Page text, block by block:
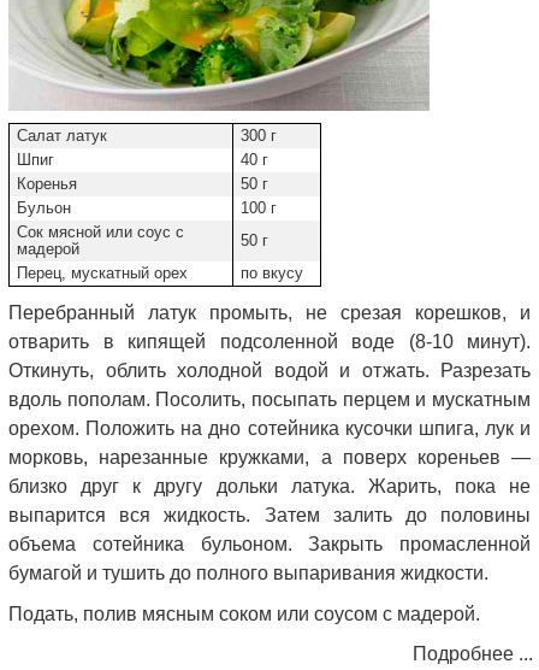
Салат латук
300 г
Шпиг
40 г
Коренья
50 г
Бульон
100 г
Сок мясной или соус с
мадерой
50 г
Перец, мускатный орех
по вкусу
Перебранный латук промыть, не срезая корешков, и
отварить в кипящей подсоленной воде (8-10 минут).
Откинуть, облить холодной водой и отжать. Разрезать
вдоль пополам. Посолить, посыпать перцем и мускатным
орехом. Положить на дно сотейника кусочки шпига, лук и
морковь, нарезанные кружками, а поверх кореньев —
близко друг к другу дольки латука. Жарить, пока не
выпарится вся жидкость. Затем залить до половины
объема сотейника бульоном. Закрыть промасленной
бумагой и тушить до полного выпаривания жидкости.
Подать, полив мясным соком или соусом с мадерой.
Подробнее ...